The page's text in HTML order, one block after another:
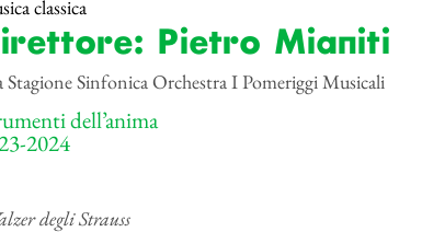
classica
Pietro Mianiti
Stagione Sinfonica Orchestra I Pomeriggi Musicali
dell’anima
2024
degli Strauss